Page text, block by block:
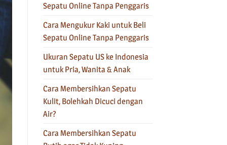
Sepatu Online Tanpa Penggaris
Cara Mengukur Kaki untuk Beli
Sepatu Online Tanpa Penggaris
Ukuran Sepatu US ke Indonesia
untuk Pria, Wanita & Anak
Cara Membersihkan Sepatu
Kulit, Bolehkah Dicuci dengan
Air?
Cara Membersihkan Sepatu